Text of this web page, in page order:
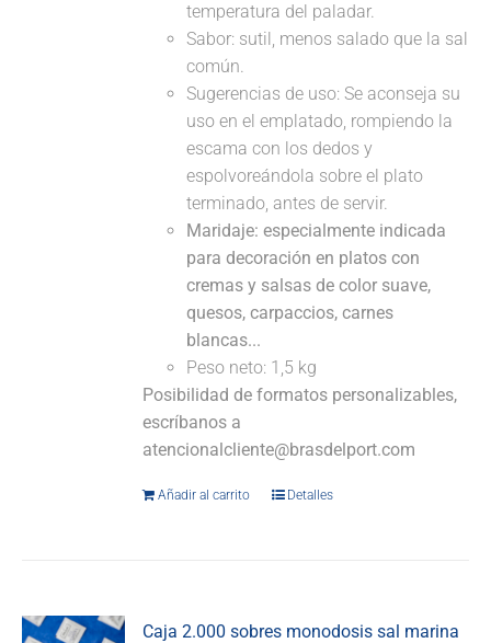
temperatura del paladar.
Sabor: sutil, menos salado que la sal
común.
Sugerencias de uso: Se aconseja su
uso en el emplatado, rompiendo la
escama con los dedos y
espolvoreándola sobre el plato
terminado, antes de servir.
Maridaje: especialmente indicada
para decoración en platos con
cremas y salsas de color suave,
quesos, carpaccios, carnes
blancas...
Peso neto: 1,5 kg
Posibilidad de formatos personalizables,
escríbanos a
atencionalcliente@brasdelport.com
Añadir al carrito Detalles
Caja 2.000 sobres monodosis sal marina